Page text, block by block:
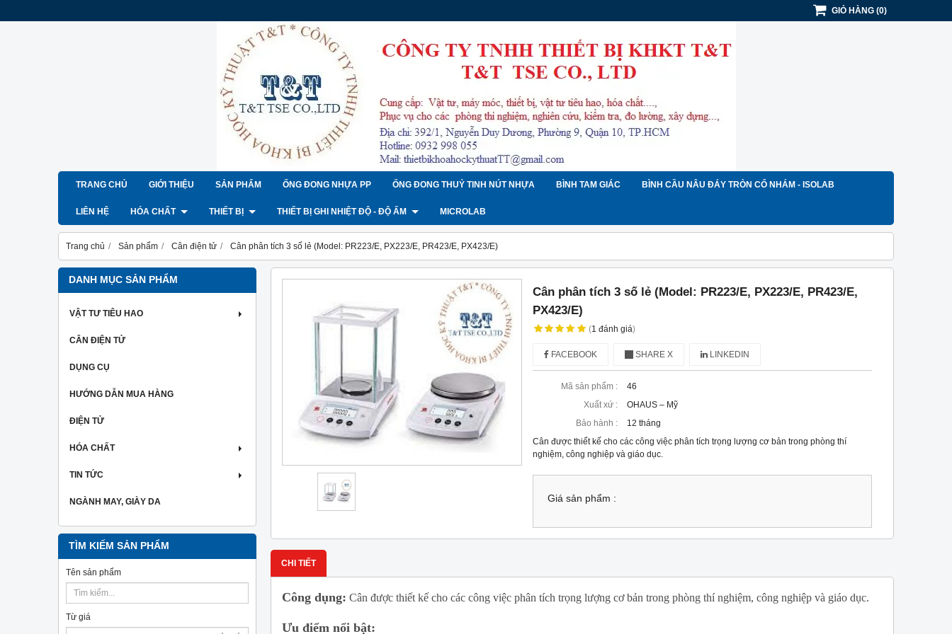
GIỎ HÀNG (0)
TRANG CHỦ GIỚI THIỆU SẢN PHẨM ỐNG ĐONG NHỰA PP ỐNG ĐONG THUỶ TINH NÚT NHỰA BÌNH TAM GIÁC BÌNH CẦU NÂU ĐÁY TRÒN CỔ NHÁM - ISOLAB
LIÊN HỆ HÓA CHẤT THIẾT BỊ THIẾT BỊ GHI NHIỆT ĐỘ - ĐỘ ẨM MICROLAB
Trang chủ Sản phẩm Cân điện tử Cân phân tích 3 số lẻ (Model: PR223/E, PX223/E, PR423/E, PX423/E)
DANH MỤC SẢN PHẨM
VẬT TƯ TIÊU HAO
CÂN ĐIỆN TỬ
DỤNG CỤ
HƯỚNG DẪN MUA HÀNG
ĐIỆN TỬ
HÓA CHẤT
TIN TỨC
NGÀNH MAY, GIÀY DA
TÌM KIẾM SẢN PHẨM
Tên sản phẩm
Từ giá
Cân phân tích 3 số lẻ (Model: PR223/E, PX223/E, PR423/E,
PX423/E)
(1đánh giá)
FACEBOOK SHARE X LINKEDIN
Mã sản phẩm :
46
Xuất xứ :
OHAUS – Mỹ
Bảo hành :
12 tháng
Cân được thiết kế cho các công việc phân tích trọng lượng cơ bản trong phòng thí
nghiệm, công nghiệp và giáo dục.
Giá sản phẩm :
CHI TIẾT
Công dụng: Cân được thiết kế cho các công việc phân tích trọng lượng cơ bản trong phòng thí nghiệm, công nghiệp và giáo dục.
Ưu điểm nổi bật: